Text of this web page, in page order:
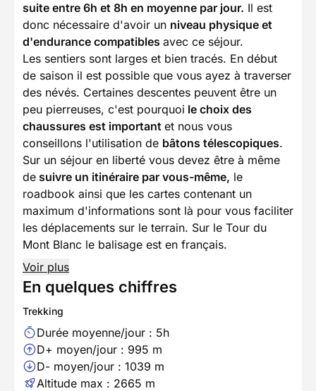
suite entre 6h et 8h en moyenne par jour. Il est
donc nécessaire d'avoir un niveau physique et
d'endurance compatibles avec ce séjour.
Les sentiers sont larges et bien tracés. En début
de saison il est possible que vous ayez à traverser
des névés. Certaines descentes peuvent être un
peu pierreuses, c'est pourquoi le choix des
chaussures est important et nous vous
conseillons l'utilisation de bâtons télescopiques.
Sur un séjour en liberté vous devez être à même
de suivre un itinéraire par vous-même, le
roadbook ainsi que les cartes contenant un
maximum d'informations sont là pour vous faciliter
les déplacements sur le terrain. Sur le Tour du
Mont Blanc le balisage est en français.
Voir plus
En quelques chiffres
Trekking
Durée moyenne/jour : 5h
D+ moyen/jour : 995 m
D- moyen/jour : 1039 m
Altitude max : 2665 m